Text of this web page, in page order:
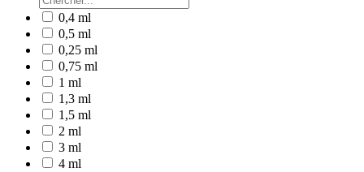
0,4 ml
0,5 ml
0,25 ml
0,75 ml
1 ml
1,3 ml
1,5 ml
2 ml
3 ml
4 ml